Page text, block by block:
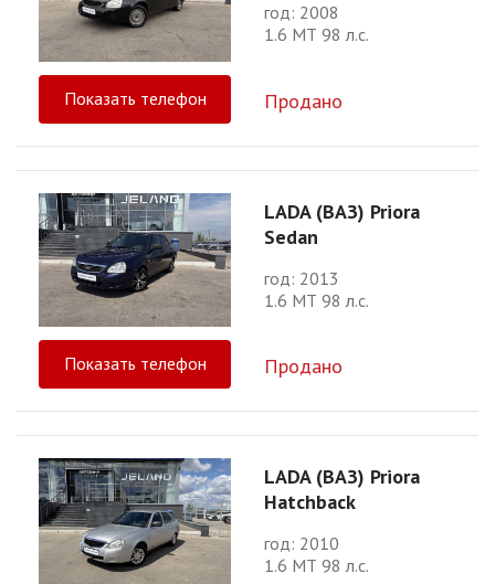
год: 2008
1.6 МТ 98 л.с.
Показать телефон Продано
LADA (ВАЗ) Priora
Sedan
год: 2013
1.6 МТ 98 л.с.
Показать телефон Продано
LADA (ВАЗ) Priora
Hatchback
год: 2010
1.6 МТ 98 л.с.